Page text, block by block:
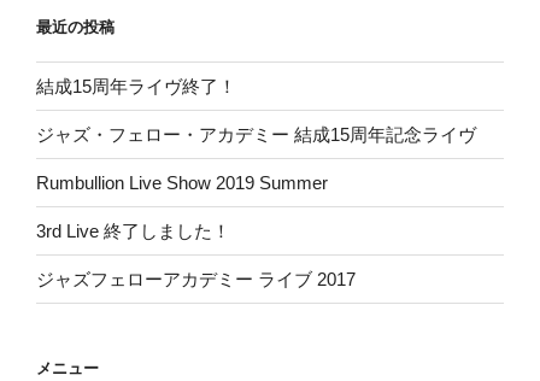
最近の投稿
結成15周年ライヴ終了！
ジャズ・フェロー・アカデミー 結成15周年記念ライヴ
Rumbullion Live Show 2019 Summer
3rd Live 終了しました！
ジャズフェローアカデミー ライブ 2017
メニュー